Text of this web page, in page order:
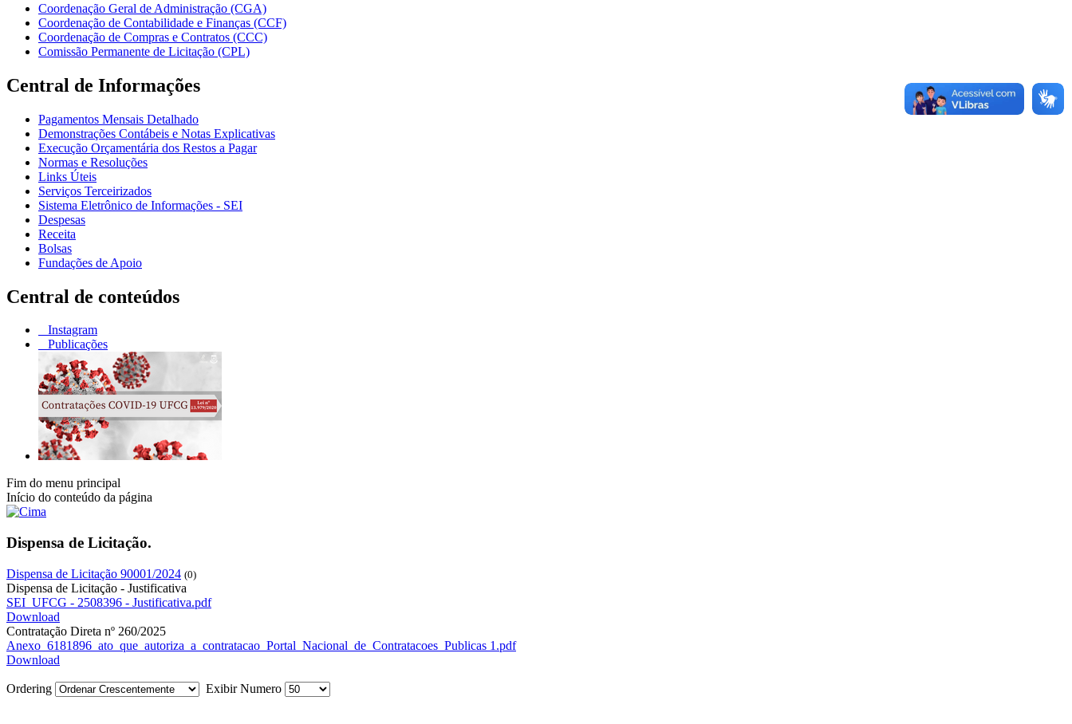
Coordenação Geral de Administração (CGA)
Coordenação de Contabilidade e Finanças (CCF)
Coordenação de Compras e Contratos (CCC)
Comissão Permanente de Licitação (CPL)
Central de Informações
Pagamentos Mensais Detalhado
Demonstrações Contábeis e Notas Explicativas
Execução Orçamentária dos Restos a Pagar
Normas e Resoluções
Links Úteis
Serviços Terceirizados
Sistema Eletrônico de Informações - SEI
Despesas
Receita
Bolsas
Fundações de Apoio
Central de conteúdos
Instagram
Publicações
Fim do menu principal
Início do conteúdo da página
Dispensa de Licitação.
Dispensa de Licitação 90001/2024 (0)
Dispensa de Licitação - Justificativa
SEI_UFCG - 2508396 - Justificativa.pdf
Download
Contratação Direta nº 260/2025
Anexo_6181896_ato_que_autoriza_a_contratacao_Portal_Nacional_de_Contratacoes_Publicas 1.pdf
Download
Ordering Exibir Numero